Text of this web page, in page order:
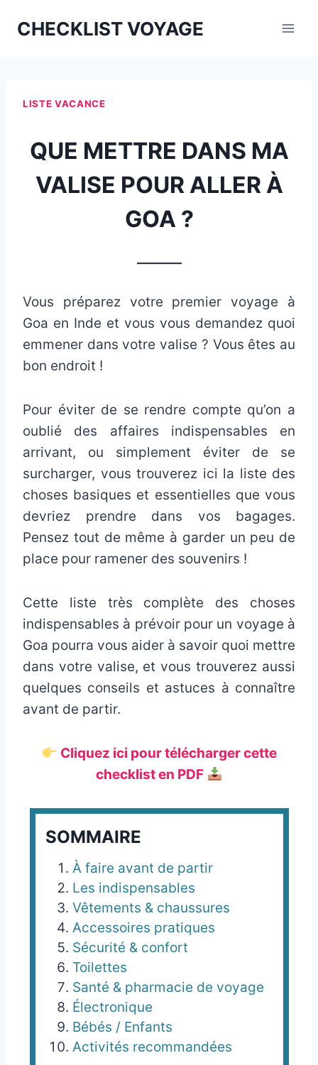
CHECKLIST VOYAGE
LISTE VACANCE
QUE METTRE DANS MA
VALISE POUR ALLER À
GOA ?
Vous préparez votre premier voyage à
Goa en Inde et vous vous demandez quoi
emmener dans votre valise ? Vous êtes au
bon endroit !
Pour éviter de se rendre compte qu’on a
oublié des affaires indispensables en
arrivant, ou simplement éviter de se
surcharger, vous trouverez ici la liste des
choses basiques et essentielles que vous
devriez prendre dans vos bagages.
Pensez tout de même à garder un peu de
place pour ramener des souvenirs !
Cette liste très complète des choses
indispensables à prévoir pour un voyage à
Goa pourra vous aider à savoir quoi mettre
dans votre valise, et vous trouverez aussi
quelques conseils et astuces à connaître
avant de partir.
Cliquez ici pour télécharger cette
checklist en PDF
SOMMAIRE
À faire avant de partir
Les indispensables
Vêtements & chaussures
Accessoires pratiques
Sécurité & confort
Toilettes
Santé & pharmacie de voyage
Électronique
Bébés / Enfants
Activités recommandées